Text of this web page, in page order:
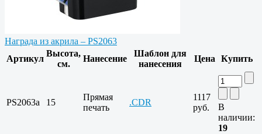
Награда из акрила – PS2063
Артикул
Высота,
см.
Нанесение
Шаблон для
нанесения
Цена Купить
PS2063a 15
Прямая
печать
.CDR
1117
руб.
В
наличии:
19